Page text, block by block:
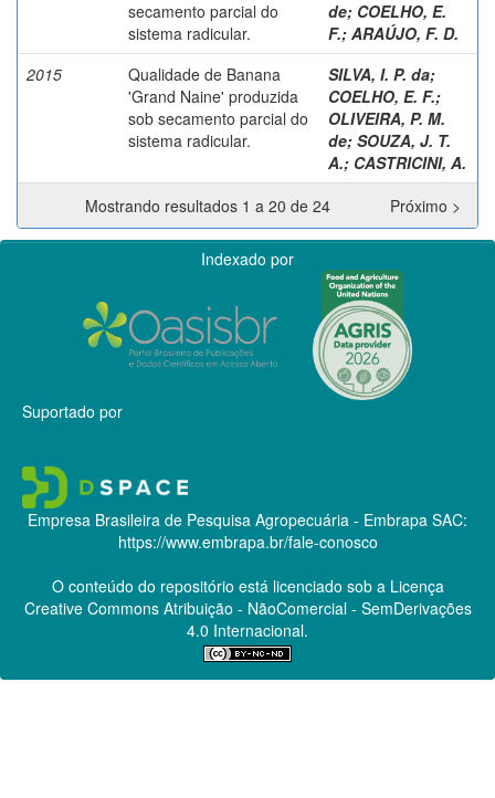
secamento parcial do
sistema radicular.
de; COELHO, E.
F.; ARAÚJO, F. D.
2015
Qualidade de Banana
'Grand Naine' produzida
sob secamento parcial do
sistema radicular.
SILVA, I. P. da;
COELHO, E. F.;
OLIVEIRA, P. M.
de; SOUZA, J. T.
A.; CASTRICINI, A.
Mostrando resultados 1 a 20 de 24
Próximo >
Indexado por
Suportado por
Empresa Brasileira de Pesquisa Agropecuária - Embrapa SAC:
https://www.embrapa.br/fale-conosco
O conteúdo do repositório está licenciado sob a Licença
Creative CommonsAtribuição - NãoComercial - SemDerivações
4.0 Internacional.